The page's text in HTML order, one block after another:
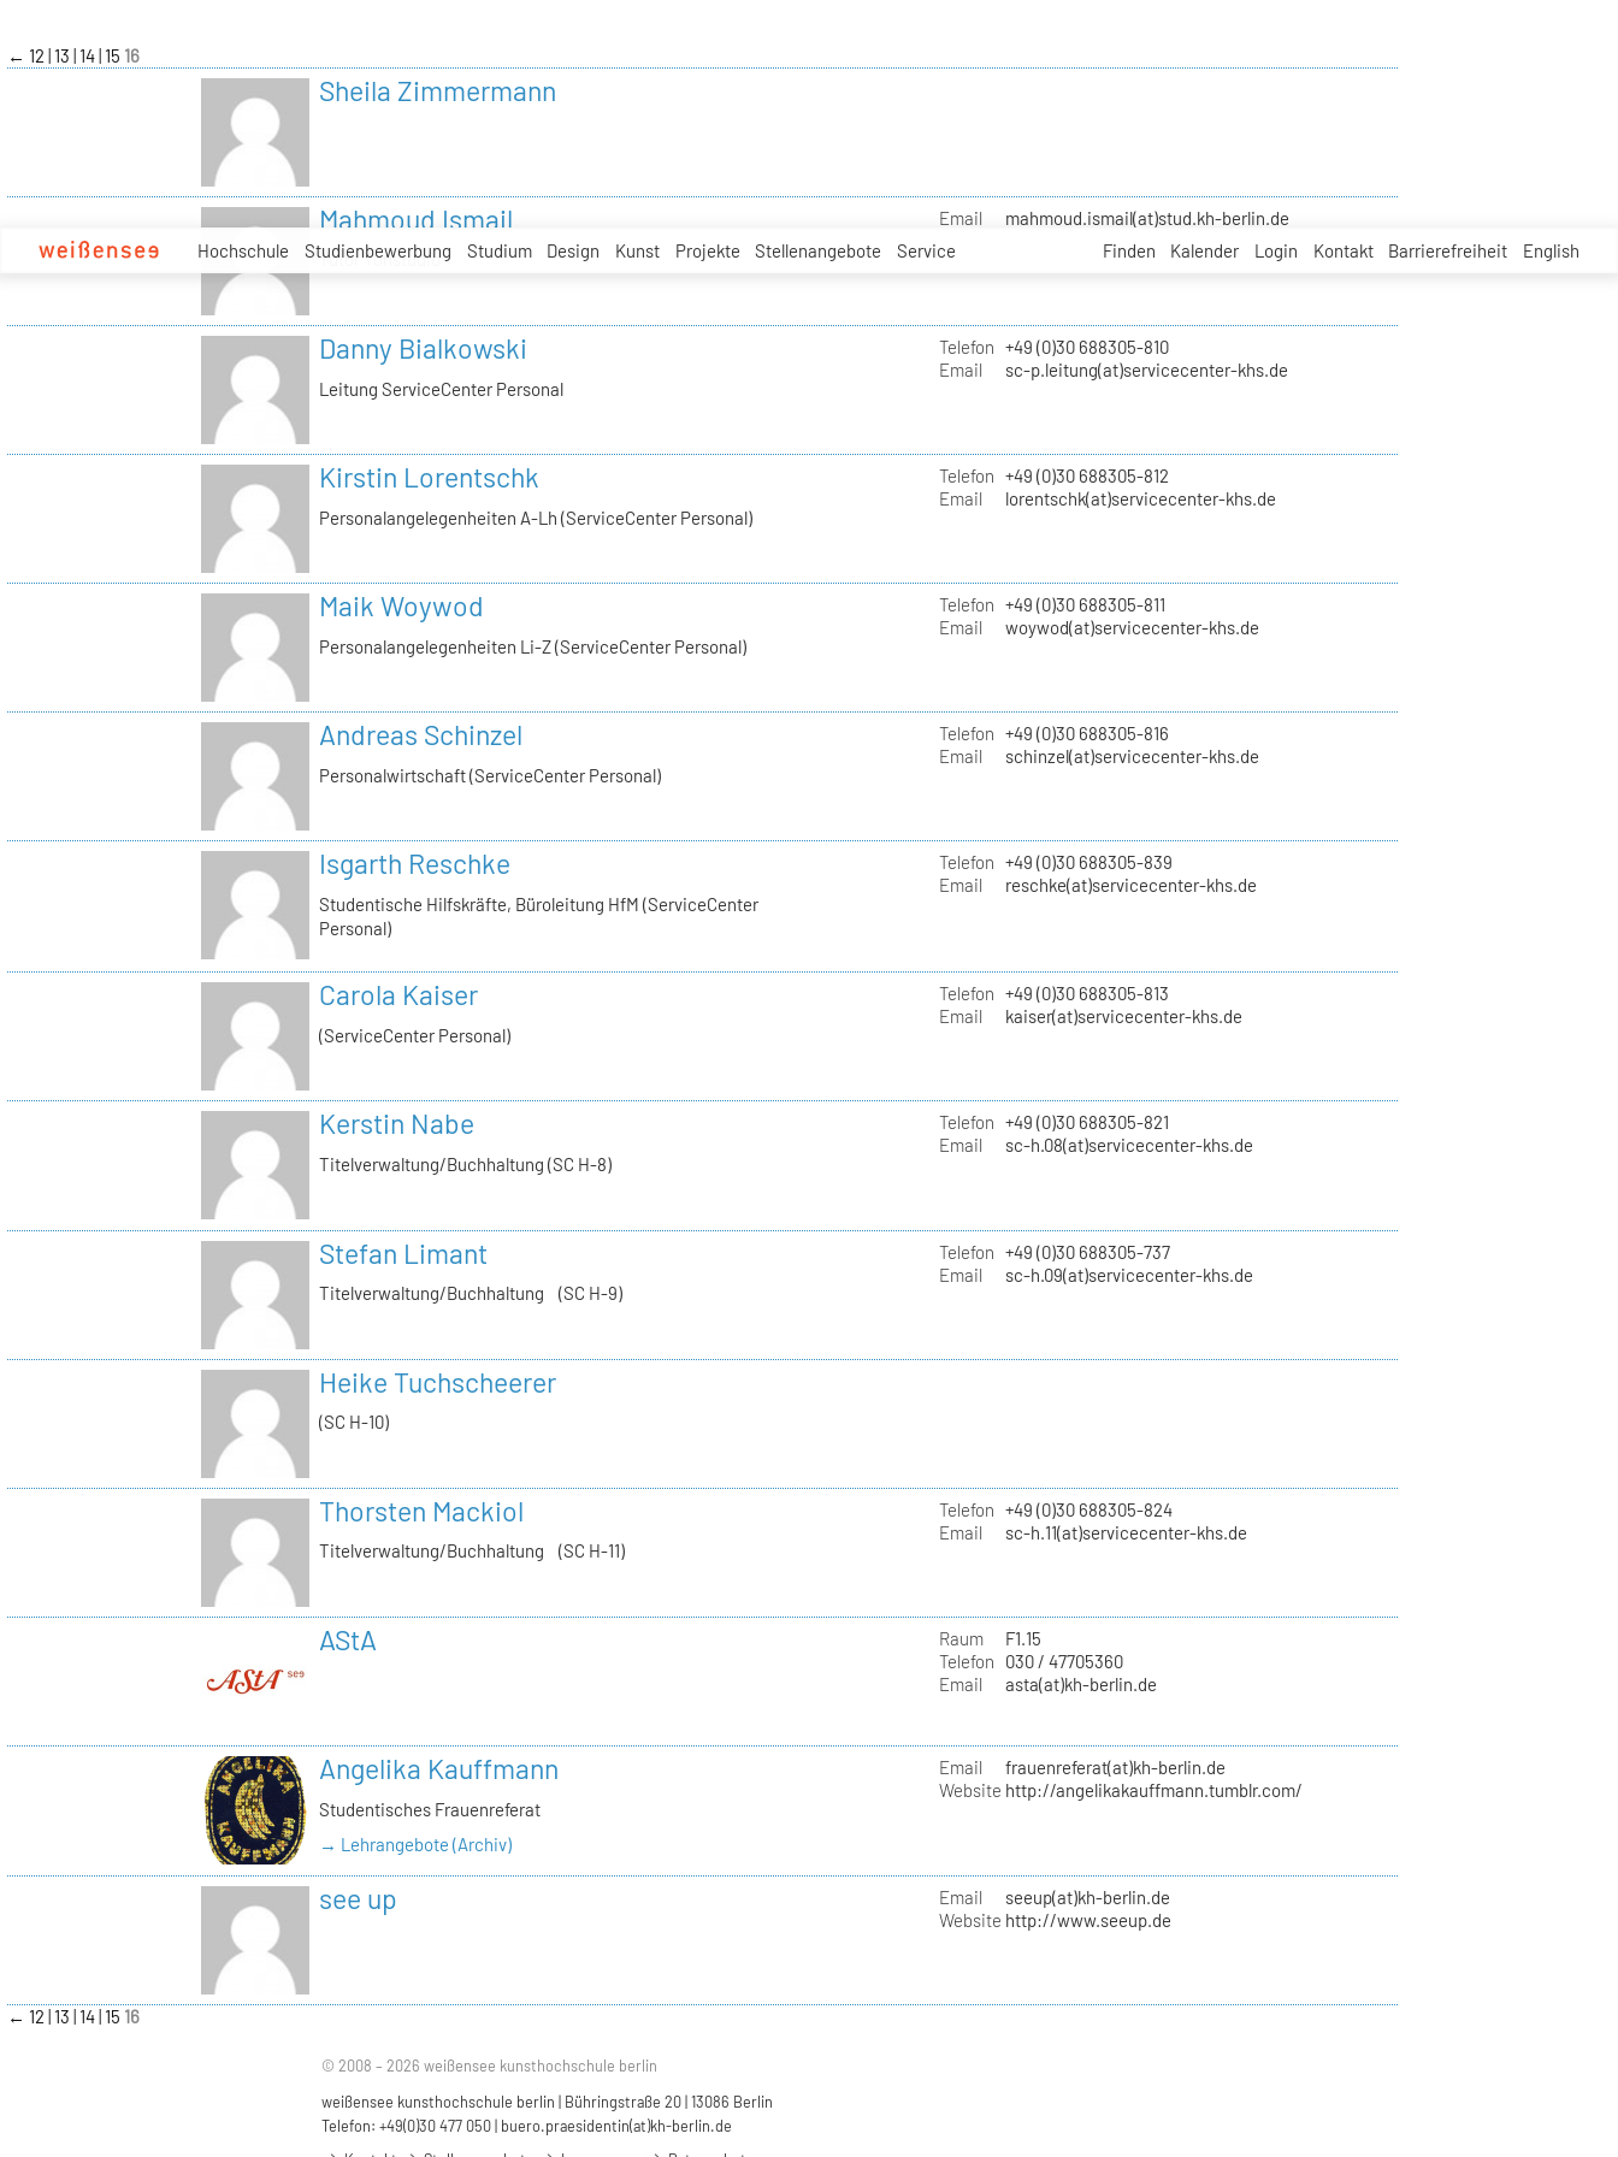
Hochschule Studienbewerbung Studium Design Kunst Projekte Stellenangebote Service Finden Kalender Login Kontakt Barrierefreiheit English
← 12 13 14 15 16
Sheila Zimmermann
Mahmoud Ismail
Tutor Tonstudio
Email mahmoud.ismail(at)stud.kh-berlin.de
Danny Bialkowski
Leitung ServiceCenter Personal
Telefon +49 (0)30 688305-810
Email
sc-p.leitung(at)servicecenter-khs.de
Kirstin Lorentschk
Personalangelegenheiten A-Lh (ServiceCenter Personal)
Telefon +49 (0)30 688305-812
Email
lorentschk(at)servicecenter-khs.de
Maik Woywod
Personalangelegenheiten Li-Z (ServiceCenter Personal)
Telefon +49 (0)30 688305-811
Email
woywod(at)servicecenter-khs.de
Andreas Schinzel
Personalwirtschaft (ServiceCenter Personal)
Telefon +49 (0)30 688305-816
Email
schinzel(at)servicecenter-khs.de
Isgarth Reschke
Studentische Hilfskräfte, Büroleitung HfM (ServiceCenter
Personal)
Telefon +49 (0)30 688305-839
Email
reschke(at)servicecenter-khs.de
Carola Kaiser
(ServiceCenter Personal)
Telefon +49 (0)30 688305-813
Email
kaiser(at)servicecenter-khs.de
Kerstin Nabe
Titelverwaltung/Buchhaltung (SC H-8)
Telefon +49 (0)30 688305-821
Email
sc-h.08(at)servicecenter-khs.de
Stefan Limant
Titelverwaltung/Buchhaltung (SC H-9)
Telefon +49 (0)30 688305-737
Email
sc-h.09(at)servicecenter-khs.de
Heike Tuchscheerer
(SC H-10)
Thorsten Mackiol
Titelverwaltung/Buchhaltung (SC H-11)
Telefon +49 (0)30 688305-824
Email
sc-h.11(at)servicecenter-khs.de
AStA Raum
F1.15
Telefon
030 / 47705360
Email
asta(at)kh-berlin.de
Angelika Kauffmann
Studentisches Frauenreferat
→ Lehrangebote (Archiv)
Email
frauenreferat(at)kh-berlin.de
Website http://angelikakauffmann.tumblr.com/
see up Email
seeup(at)kh-berlin.de
Website http://www.seeup.de
← 12 13 14 15 16
© 2008 – 2026 weißensee kunsthochschule berlin
weißensee kunsthochschule berlin | Bühringstraße 20 | 13086 Berlin
Telefon: +49(0)30 477 050 | buero.praesidentin(at)kh-berlin.de